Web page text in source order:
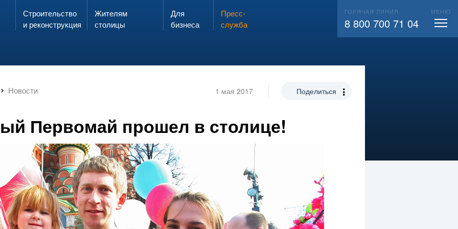
Запах газа?
ЗВОНИ 104 ВЫЗВАТЬ СЛЕСАРЯ
Строительство
и реконструкция
Жителям
столицы
Для
бизнеса
Пресс-
служба
ГОРЯЧАЯ ЛИНИЯ
8 800 700 71 04
МЕНЮ
Новости 1 мая 2017 Поделиться
Первомай прошел в столице!